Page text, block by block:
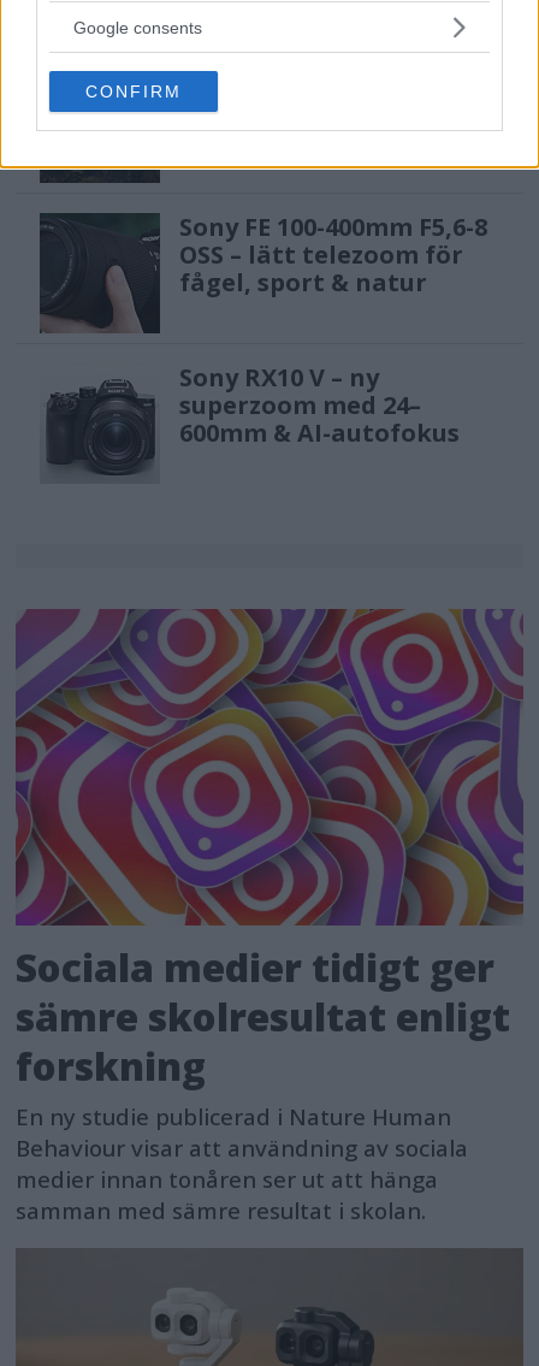
not limited to your visit or usage behaviour. You may click to
use your data for below specified purposes in below Google
consent section.
Google consents
CONFIRMAnna W Thorbjörnsson –
naket med integritet
Sony FE 100-400mm F5,6-8
OSS – lätt telezoom för
fågel, sport & natur
Sony RX10 V – ny
superzoom med 24–
600mm & AI-autofokus
Sociala medier tidigt ger
sämre skolresultat enligt
forskning
En ny studie publicerad i Nature Human
Behaviour visar att användning av sociala
medier innan tonåren ser ut att hänga
samman med sämre resultat i skolan.